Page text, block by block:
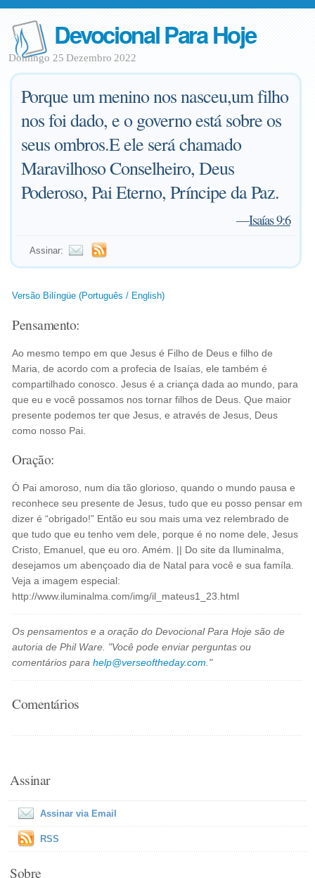
Devocional Para Hoje
Domingo 25 Dezembro 2022
Porque um menino nos nasceu,um filho
nos foi dado, e o governo está sobre os
seus ombros.E ele será chamado
Maravilhoso Conselheiro, Deus
Poderoso, Pai Eterno, Príncipe da Paz.
—Isaías 9:6
Assinar:
Versão Bilíngüe (Português / English)
Pensamento:
Ao mesmo tempo em que Jesus é Filho de Deus e filho de
Maria, de acordo com a profecia de Isaías, ele também é
compartilhado conosco. Jesus é a criança dada ao mundo, para
que eu e você possamos nos tornar filhos de Deus. Que maior
presente podemos ter que Jesus, e através de Jesus, Deus
como nosso Pai.
Oração:
Ó Pai amoroso, num dia tão glorioso, quando o mundo pausa e
reconhece seu presente de Jesus, tudo que eu posso pensar em
dizer é “obrigado!” Então eu sou mais uma vez relembrado de
que tudo que eu tenho vem dele, porque é no nome dele, Jesus
Cristo, Emanuel, que eu oro. Amém. || Do site da Iluminalma,
desejamos um abençoado dia de Natal para você e sua famíla.
Veja a imagem especial:
http://www.iluminalma.com/img/il_mateus1_23.html
Os pensamentos e a oração do Devocional Para Hoje são de
autoria de Phil Ware. "Você pode enviar perguntas ou
comentários parahelp@verseoftheday.com ."
Comentários
Assinar
Assinar via Email
RSS
Sobre